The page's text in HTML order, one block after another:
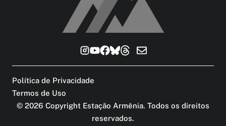
© 2026 Copyright Estação Armênia. Todos os direitos
reservados.
Política de Privacidade
Termos de Uso